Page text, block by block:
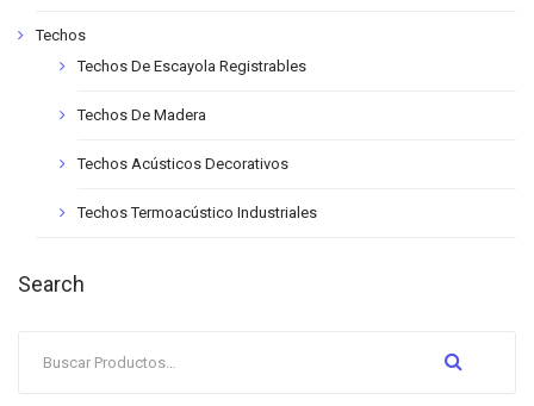
Techos
Techos De Escayola Registrables
Techos De Madera
Techos Acústicos Decorativos
Techos Termoacústico Industriales
Search